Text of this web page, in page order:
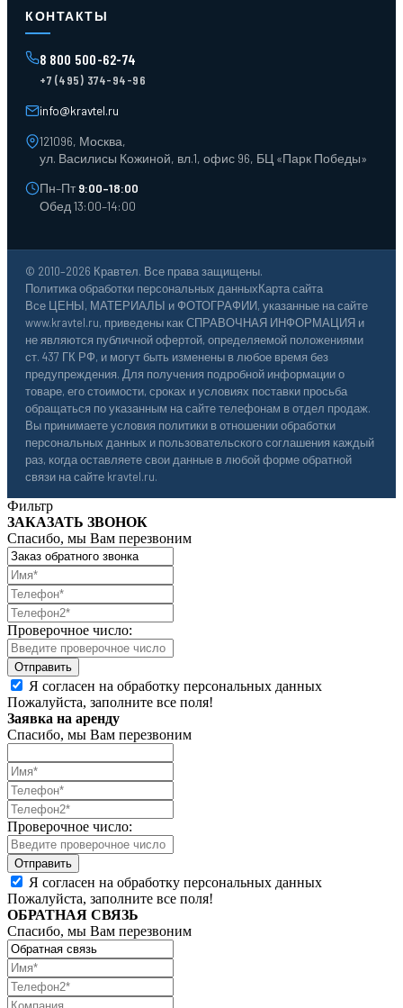
Контейнеры для отходов
Поддоны
Ящики пластиковые
Тара пласт. и металл.
Тележки для склада
КОНТАКТЫ
8 800 500-62-74
+7 (495) 374-94-96
info@kravtel.ru
121096, Москва,
ул. Василисы Кожиной, вл.1, офис 96, БЦ «Парк Победы»
Пн–Пт9:00–18:00
Обед 13:00–14:00
© 2010–2026 Кравтел. Все права защищены.
Политика обработки персональных данныхКарта сайта
Все ЦЕНЫ, МАТЕРИАЛЫ и ФОТОГРАФИИ, указанные на сайте
www.kravtel.ru, приведены как СПРАВОЧНАЯ ИНФОРМАЦИЯ и
не являются публичной офертой, определяемой положениями
ст. 437 ГК РФ, и могут быть изменены в любое время без
предупреждения. Для получения подробной информации о
товаре, его стоимости, сроках и условиях поставки просьба
обращаться по указанным на сайте телефонам в отдел продаж.
Вы принимаете условия политики в отношении обработки
персональных данных и пользовательского соглашения каждый
раз, когда оставляете свои данные в любой форме обратной
связи на сайте kravtel.ru.
Фильтр
ЗАКАЗАТЬ ЗВОНОК
Спасибо, мы Вам перезвоним
Проверочное число:
Я согласен на обработку персональных данных
Пожалуйста, заполните все поля!
Заявка на аренду
Спасибо, мы Вам перезвоним
Проверочное число:
Я согласен на обработку персональных данных
Пожалуйста, заполните все поля!
ОБРАТНАЯ СВЯЗЬ
Спасибо, мы Вам перезвоним